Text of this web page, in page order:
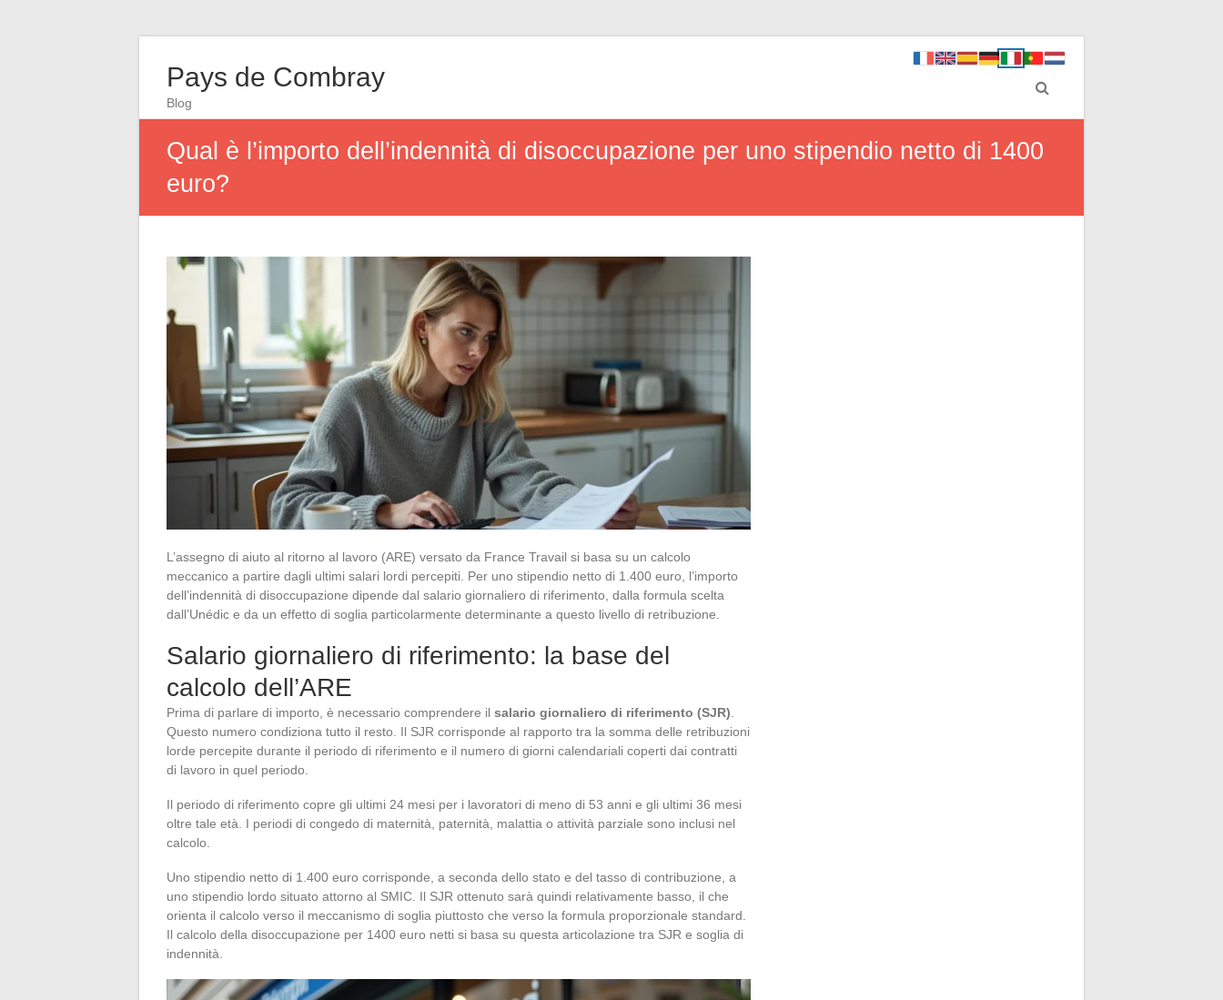
Pays de Combray
Blog
Qual è l’importo dell’indennità di disoccupazione per uno stipendio netto di 1400
euro?
L’assegno di aiuto al ritorno al lavoro (ARE) versato da France Travail si basa su un calcolo
meccanico a partire dagli ultimi salari lordi percepiti. Per uno stipendio netto di 1.400 euro, l’importo
dell’indennità di disoccupazione dipende dal salario giornaliero di riferimento, dalla formula scelta
dall’Unédic e da un effetto di soglia particolarmente determinante a questo livello di retribuzione.
Salario giornaliero di riferimento: la base del
calcolo dell’ARE
Prima di parlare di importo, è necessario comprendere il salario giornaliero di riferimento (SJR)
Questo numero condiziona tutto il resto. Il SJR corrisponde al rapporto tra la somma delle retribuzioni
lorde percepite durante il periodo di riferimento e il numero di giorni calendariali coperti dai contratti
di lavoro in quel periodo.
Il periodo di riferimento copre gli ultimi 24 mesi per i lavoratori di meno di 53 anni e gli ultimi 36 mesi
oltre tale età. I periodi di congedo di maternità, paternità, malattia o attività parziale sono inclusi nel
calcolo.
Uno stipendio netto di 1.400 euro corrisponde, a seconda dello stato e del tasso di contribuzione, a
uno stipendio lordo situato attorno al SMIC. Il SJR ottenuto sarà quindi relativamente basso, il che
orienta il calcolo verso il meccanismo di soglia piuttosto che verso la formula proporzionale standard.
Il calcolo della disoccupazione per 1400 euro netti si basa su questa articolazione tra SJR e soglia di
indennità.